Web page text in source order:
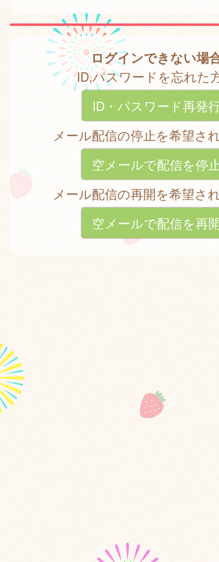
ログインできない場
ID,パスワードを忘れた
ID・パスワード再発
メール配信の停止を希望さ
空メールで配信を停
メール配信の再開を希望さ
空メールで配信を再